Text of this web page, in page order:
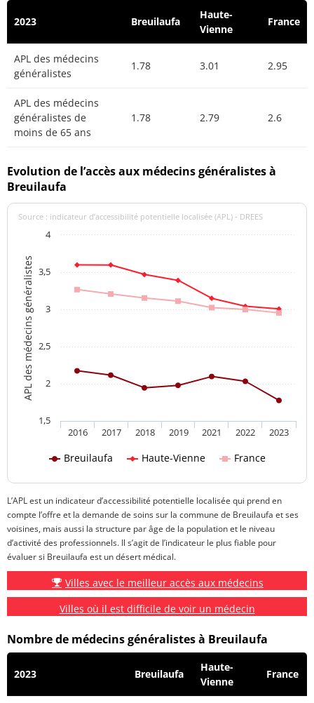
2023 Breuilaufa
Haute-
Vienne
France
APL des médecins
généralistes
1.78 3.01 2.95
APL des médecins
généralistes de
moins de 65 ans
1.78 2.79 2.6
Evolution de l’accès aux médecins généralistes à
Breuilaufa
APL des médecins généralistes
Source : indicateur d’accessibilité potentielle localisée (APL) - DREES
Breuilaufa Haute-Vienne France
2016 2017 2018 2019 2021 2022 2023
1,5
2
2,5
3
3,5
4
L’APL est un indicateur d’accessibilité potentielle localisée qui prend en
compte l’offre et la demande de soins sur la commune de Breuilaufa et ses
voisines, mais aussi la structure par âge de la population et le niveau
d’activité des professionnels. Il s’agit de l’indicateur le plus fiable pour
évaluer si Breuilaufa est un désert médical.
Villes avec le meilleur accès aux médecins
Villes où il est difficile de voir un médecin
Nombre de médecins généralistes à Breuilaufa
2023 Breuilaufa
Haute-
Vienne
France